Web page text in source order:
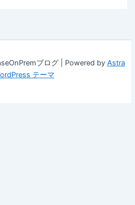
ブログ | Powered by Astra
テーマ